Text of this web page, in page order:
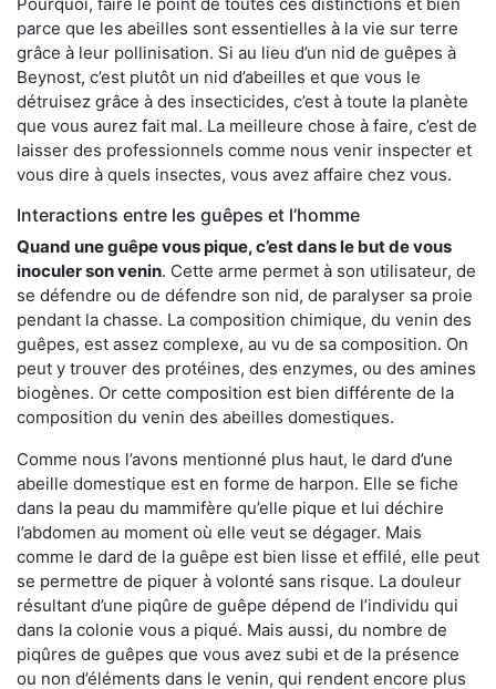
parce que les abeilles sont essentielles à la vie sur terre
grâce à leur pollinisation. Si au lieu d’un nid de guêpes à
Beynost, c’est plutôt un nid d’abeilles et que vous le
détruisez grâce à des insecticides, c’est à toute la planète
que vous aurez fait mal. La meilleure chose à faire, c’est de
laisser des professionnels comme nous venir inspecter et
vous dire à quels insectes, vous avez affaire chez vous.
Interactions entre les guêpes et l’homme
Quand une guêpe vous pique, c’est dans le but de vous
inoculer son venin. Cette arme permet à son utilisateur, de
se défendre ou de défendre son nid, de paralyser sa proie
pendant la chasse. La composition chimique, du venin des
guêpes, est assez complexe, au vu de sa composition. On
peut y trouver des protéines, des enzymes, ou des amines
biogènes. Or cette composition est bien différente de la
composition du venin des abeilles domestiques.
Comme nous l’avons mentionné plus haut, le dard d’une
abeille domestique est en forme de harpon. Elle se fiche
dans la peau du mammifère qu’elle pique et lui déchire
l’abdomen au moment où elle veut se dégager. Mais
comme le dard de la guêpe est bien lisse et effilé, elle peut
se permettre de piquer à volonté sans risque. La douleur
résultant d’une piqûre de guêpe dépend de l’individu qui
dans la colonie vous a piqué. Mais aussi, du nombre de
piqûres de guêpes que vous avez subi et de la présence
ou non d’éléments dans le venin, qui rendent encore plus